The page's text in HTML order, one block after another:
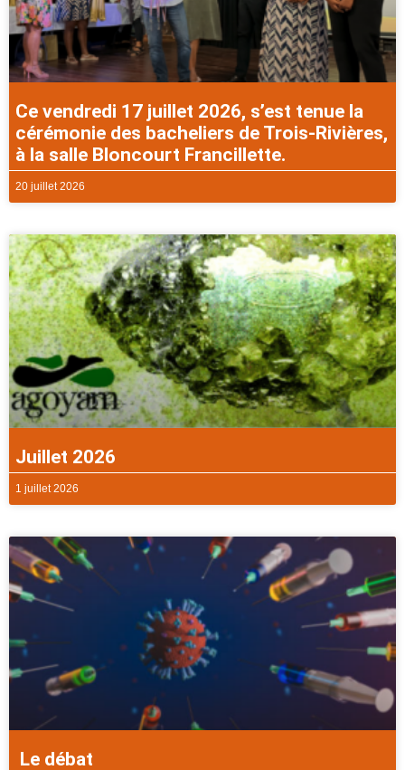
Ce vendredi 17 juillet 2026, s’est tenue la
cérémonie des bacheliers de Trois-Rivières,
à la salle Bloncourt Francillette.
20 juillet 2026
Juillet 2026
1 juillet 2026
Le débat